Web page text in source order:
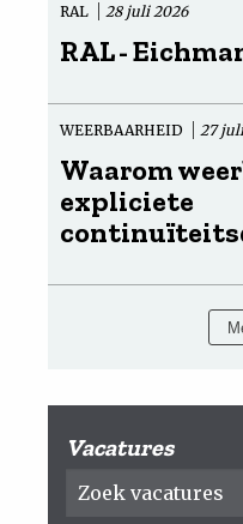
RAL 28 juli 2026
RAL -
WEERBAARHEID 27
Waarom
expliciete
Vacatures